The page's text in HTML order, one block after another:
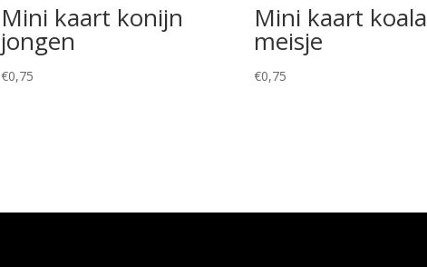
Mini kaart konijn
jongen
€0,75
Mini kaart koala
meisje
€0,75